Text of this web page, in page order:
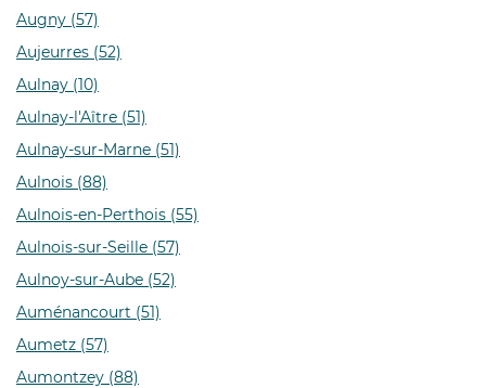
Augny (57)
Aujeurres (52)
Aulnay (10)
Aulnay-l'Aître (51)
Aulnay-sur-Marne (51)
Aulnois (88)
Aulnois-en-Perthois (55)
Aulnois-sur-Seille (57)
Aulnoy-sur-Aube (52)
Auménancourt (51)
Aumetz (57)
Aumontzey (88)